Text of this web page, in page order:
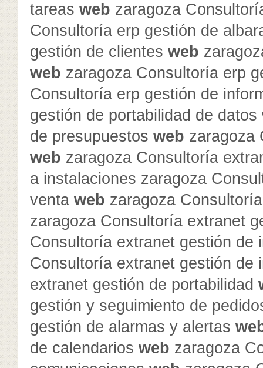
tareas web zaragoza
Consultoría erp gestión de
gestión de clientes web
web zaragoza Consultoría erp
Consultoría erp gestión de
gestión de portabilidad de datos
de presupuestos web zaragoza
web zaragoza Consultoría
a instalaciones zaragoza
venta web zaragoza
zaragoza Consultoría extranet
Consultoría extranet gestión de
Consultoría extranet gestión de
extranet gestión de portabilidad
gestión y seguimiento de
gestión de alarmas y alertas
de calendarios web zaragoza